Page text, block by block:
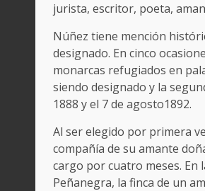
jurista, escritor, poeta,
Núñez tiene mención
designado. En cinco
monarcas refugiados en
siendo designado y la
1888 y el 7 de agosto1892.
Al ser elegido por primera
compañía de su amante
cargo por cuatro meses. En
Peñanegra, la finca de un